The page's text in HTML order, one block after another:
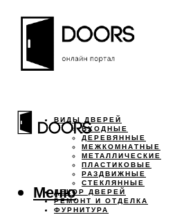
ВИДЫ ДВЕРЕЙ
ВХОДНЫЕ
ДЕРЕВЯННЫЕ
МЕЖКОМНАТНЫЕ
МЕТАЛЛИЧЕСКИЕ
ПЛАСТИКОВЫЕ
РАЗДВИЖНЫЕ
СТЕКЛЯННЫЕ
ДЕКОР ДВЕРЕЙ
РЕМОНТ И ОТДЕЛКА
ФУРНИТУРА
Меню